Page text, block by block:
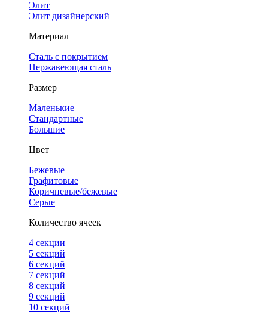
Элит
Элит дизайнерский
Материал
Сталь с покрытием
Нержавеющая сталь
Размер
Маленькие
Стандартные
Большие
Цвет
Бежевые
Графитовые
Коричневые/бежевые
Серые
Количество ячеек
4 cекции
5 секций
6 секций
7 секций
8 секций
9 секций
10 секций